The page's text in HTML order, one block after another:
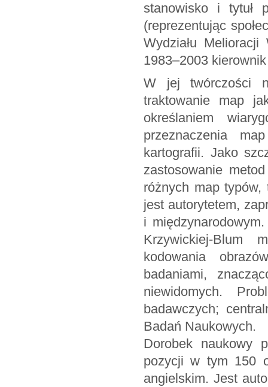
stanowisko i tytuł
(reprezentując
Wydziału
1983–2003
W jej twórczości
traktowanie map
określaniem
przeznaczenia
kartografii. Jako
zastosowanie
różnych map typów,
jest autorytetem,
i
Krzywickiej-Blum
kodowania
badaniami,
niewidomych.
badawczych;
Badań Naukowych.
Dorobek naukowy
pozycji w tym 150
angielskim. Jest